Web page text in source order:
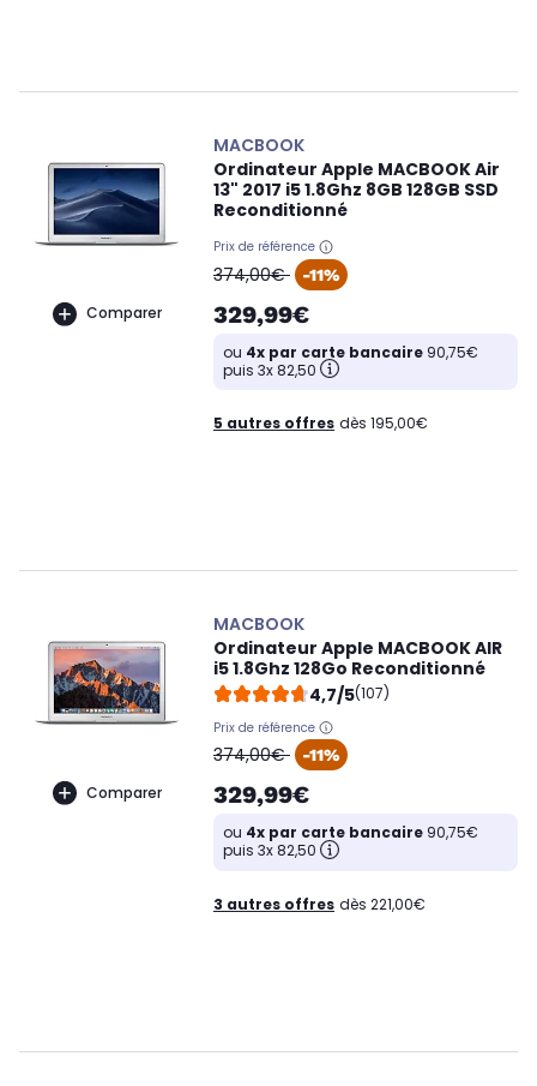
Comparer
MACBOOK
Ordinateur Apple MACBOOK Air
13" 2017 i5 1.8Ghz 8GB 128GB SSD
Reconditionné
Prix de référence
oldPrice
374,00€ -11%
329,99€
ou 4x par carte bancaire 90,75€
puis 3x 82,50
5 autres offres dès 195,00€
Comparer
MACBOOK
Ordinateur Apple MACBOOK AIR
i5 1.8Ghz 128Go Reconditionné
4,7/5(107)
Prix de référence
oldPrice
374,00€ -11%
329,99€
ou 4x par carte bancaire 90,75€
puis 3x 82,50
3 autres offres dès 221,00€